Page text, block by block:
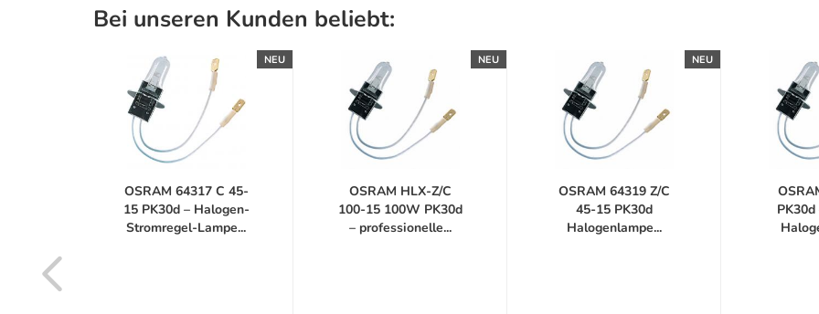
Bei unseren Kunden beliebt:
NEU
OSRAM 64317 C 45-
15 PK30d – Halogen-
Stromregel-Lampe...
NEU
OSRAM HLX-Z/C
100-15 100W PK30d
– professionelle...
NEU
OSRAM 64319 Z/C
45-15 PK30d
Halogenlampe...